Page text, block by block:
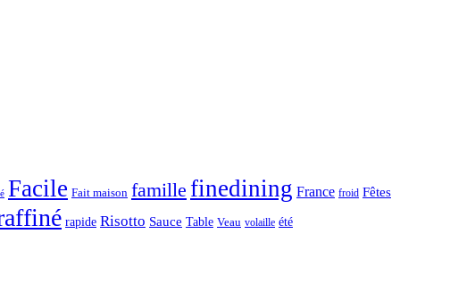
Facile Fait maison famille finedining France froid Fêtes
rapide Risotto Sauce Table Veau volaille été